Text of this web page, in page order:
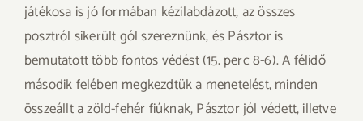
játékosa is jó formában kézilabdázott, az összes
posztról sikerült gól szereznünk, és Pásztor is
bemutatott több fontos védést (15. perc 8-6). A félidő
második felében megkezdtük a menetelést, minden
összeállt a zöld-fehér fiúknak, Pásztor jól védett, illetve